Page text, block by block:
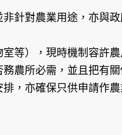
針對農業用途，亦與政
等），現時機制容許
農所必需，並且把有
，亦確保只供申請作農